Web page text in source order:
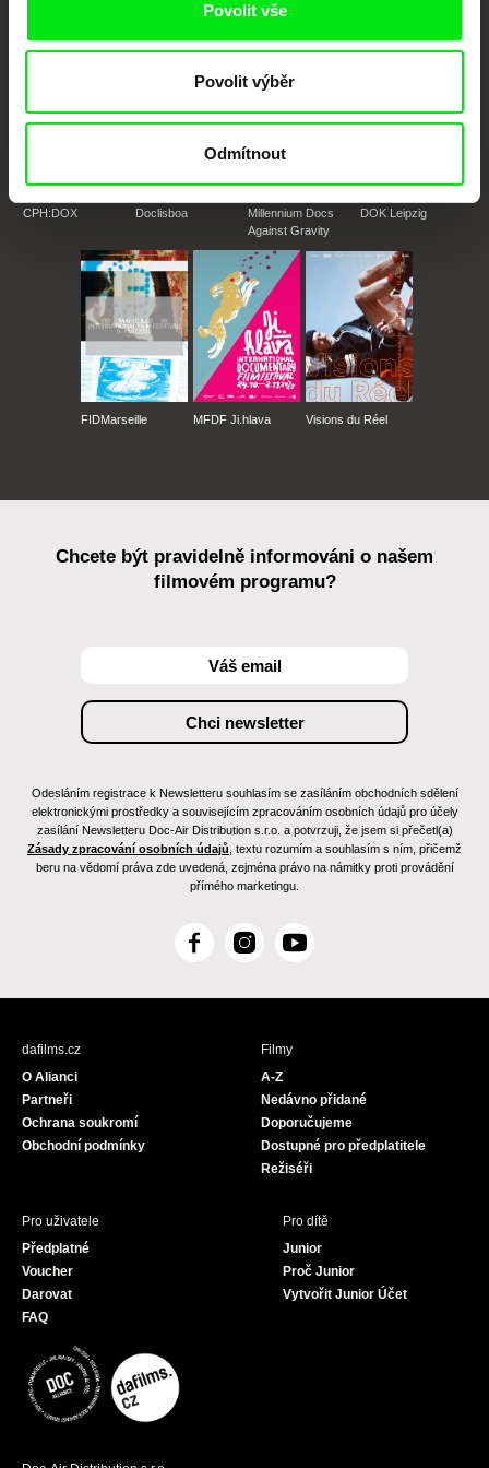
Povolit vše
Povolit výběr
Odmítnout
CPH:DOX Doclisboa
Millennium Docs
Against Gravity
DOK Leipzig
FIDMarseille MFDF Ji.hlava Visions du Réel
Chcete být pravidelně informováni o našem
filmovém programu?
Odesláním registrace k Newsletteru souhlasím se zasíláním obchodních sdělení
elektronickými prostředky a souvisejícím zpracováním osobních údajů pro účely
zasílání Newsletteru Doc-Air Distribution s.r.o. a potvrzuji, že jsem si přečetl(a)
Zásady zpracování osobních údajů , textu rozumím a souhlasím s ním, přičemž
beru na vědomí práva zde uvedená, zejména právo na námitky proti provádění
přímého marketingu.
F
c
I
s
Y
u
dafilms.cz
O Alianci
Partneři
Ochrana soukromí
Obchodní podmínky
Filmy
A-Z
Nedávno přidané
Doporučujeme
Dostupné pro předplatitele
Režiséři
Pro uživatele
Předplatné
Voucher
Darovat
FAQ
Pro dítě
Junior
Proč Junior
Vytvořit Junior Účet